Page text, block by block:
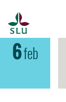
6feb